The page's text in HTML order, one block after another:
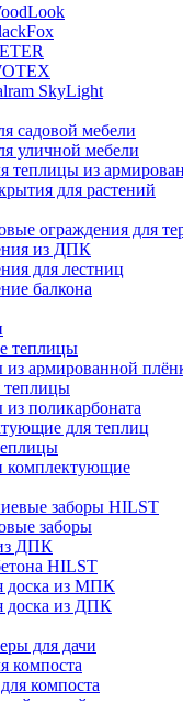
SkyLight
садовой мебели
уличной мебели
теплицы из
для растений
ограждения для
из ДПК
для лестниц
балкона
теплицы
армированной
теплицы
поликарбоната
для теплиц
комплектующие
заборы HILST
заборы
ДПК
HILST
доска из МПК
доска из ДПК
для дачи
компоста
компоста